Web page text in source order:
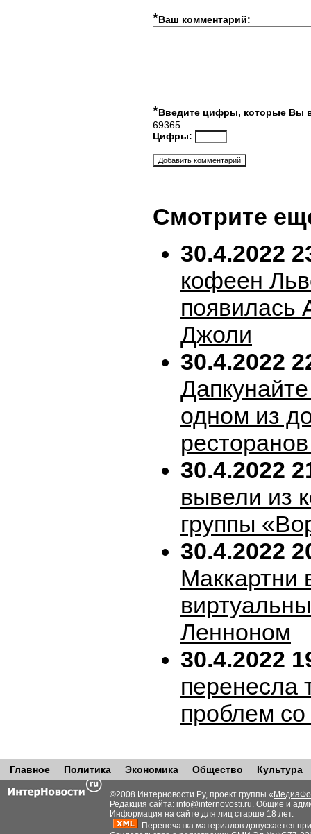
*Ваш комментарий:
*Введите цифры, которые Вы
69365
Цифры:
Смотрите
30.4.2022
кофеен
появилась
Джоли
30.4.2022
одном из
30.4.2022
вывели из
группы
30.4.2022
Маккартни
Ленноном
30.4.2022
перенесла
проблем
Главное Политика Экономика Общество Культура
©2008 Интерновости.Ру, проект группы «
Редакция сайта: info@internovosti.ru. Общие и
Информация на сайте для лиц старше 18 лет.
Перепечатка материалов допускается